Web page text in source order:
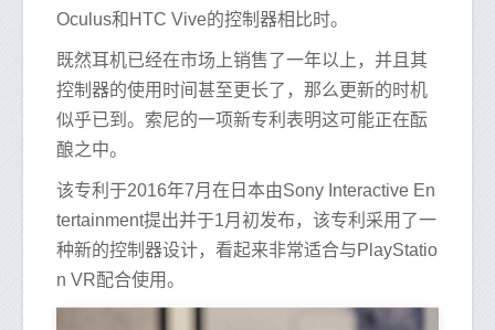
Oculus和HTC Vive的控制器相比时。
既然耳机已经在市场上销售了一年以上，并且其
控制器的使用时间甚至更长了，那么更新的时机
似乎已到。索尼的一项新专利表明这可能正在酝
酿之中。
该专利于2016年7月在日本由Sony Interactive En
tertainment提出并于1月初发布，该专利采用了一
种新的控制器设计，看起来非常适合与PlayStatio
n VR配合使用。